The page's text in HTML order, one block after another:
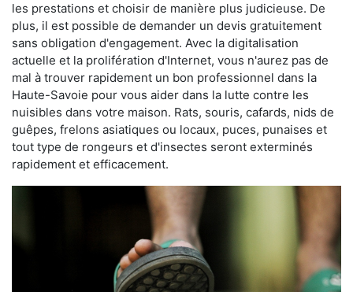
les prestations et choisir de manière plus judicieuse. De
plus, il est possible de demander un devis gratuitement
sans obligation d'engagement. Avec la digitalisation
actuelle et la prolifération d'Internet, vous n'aurez pas de
mal à trouver rapidement un bon professionnel dans la
Haute-Savoie pour vous aider dans la lutte contre les
nuisibles dans votre maison. Rats, souris, cafards, nids de
guêpes, frelons asiatiques ou locaux, puces, punaises et
tout type de rongeurs et d'insectes seront exterminés
rapidement et efficacement.